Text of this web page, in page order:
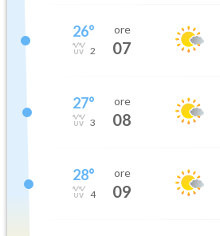
26°
2
ore
07
27°
3
ore
08
28°
4
ore
09